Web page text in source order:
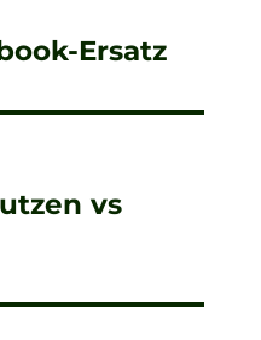
Ersatz
vs